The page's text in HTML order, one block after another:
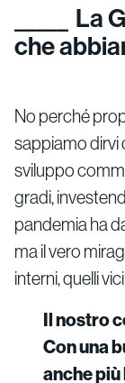
La
che
No perché
sappiamo dirvi
sviluppo
gradi,
pandemia ha
ma il vero
interni, quelli
Il nostro
Con una
anche